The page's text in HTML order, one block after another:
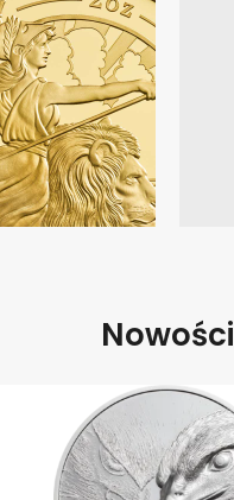
Nowości